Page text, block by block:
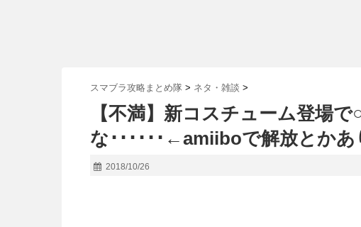
スマブラ攻略まとめ隊 > ネタ・雑談 >
【不満】新コスチューム登場
な･･････←amiiboで解放とかあ
2018/10/26